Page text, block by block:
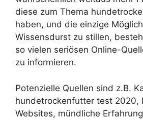
diese zum Thema
haben, und die einzige
Wissensdurst zu stillen,
so vielen seriösen Online-
zu informieren.
Potenzielle Quellen sind z.B.
hundetrockenfutter test 2020,
Websites, mündliche